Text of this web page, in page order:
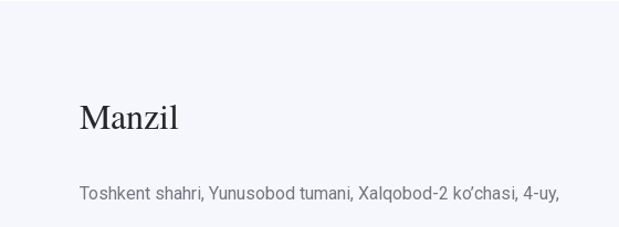
Manzil
Toshkent shahri, Yunusobod tumani, Xalqobod-2 ko’chasi, 4-uy,